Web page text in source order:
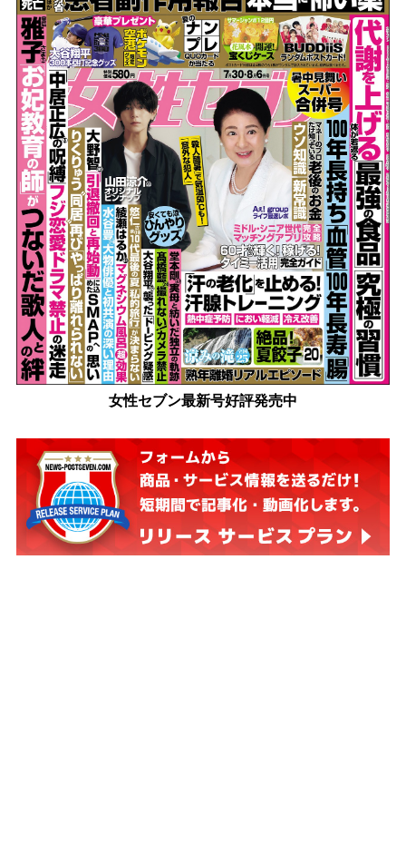
女性セブン最新号好評発売中